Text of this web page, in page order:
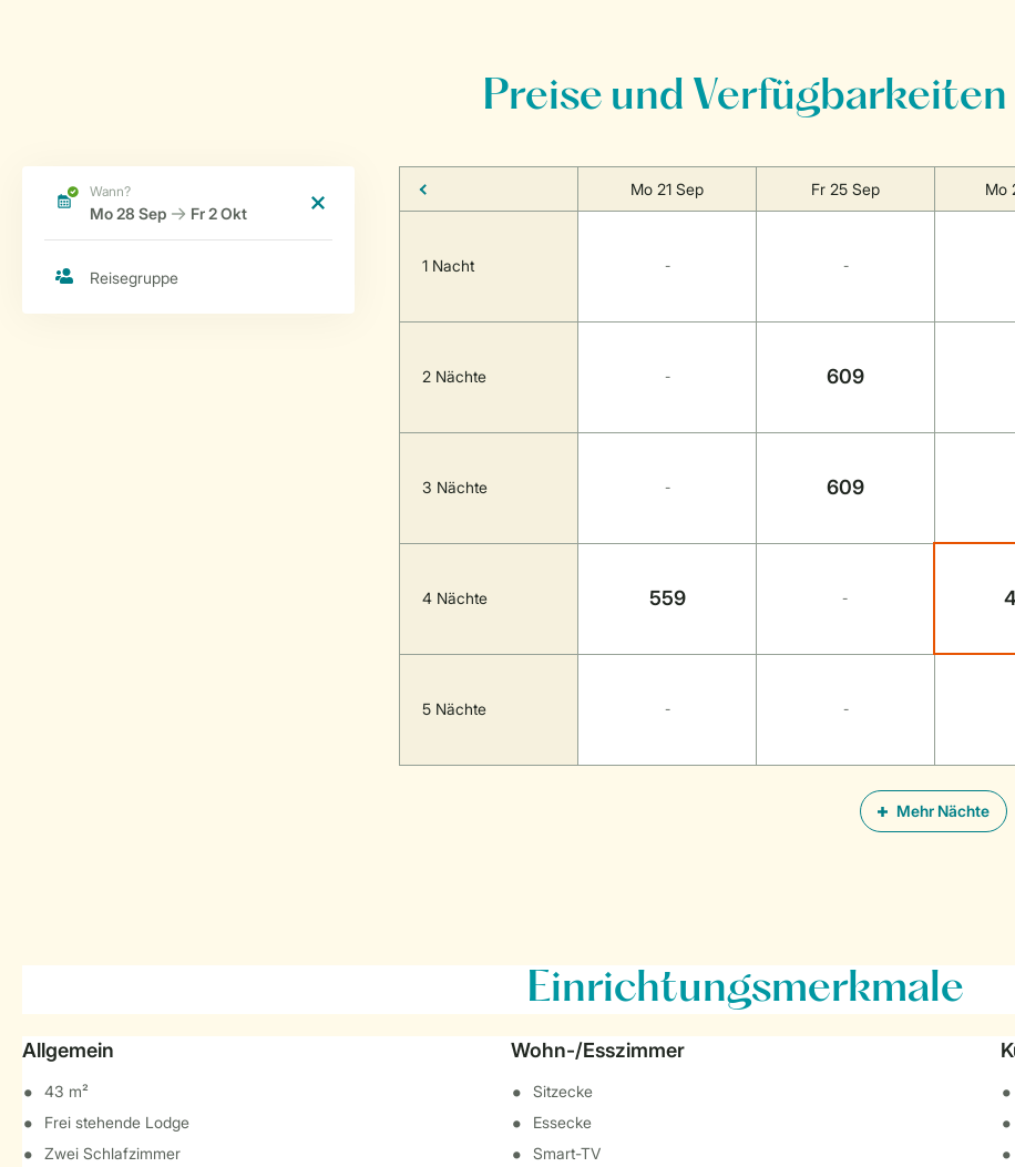
Preise und Verfügbarkeiten
Mehr Nächte
Mo 21 Sep Fr 25 Sep Mo
1 Nacht - -
2 Nächte - 609
3 Nächte - 609
4 Nächte 559 -
5 Nächte - -
Einrichtungsmerkmale
Allgemein
43 m²
Frei stehende Lodge
Zwei Schlafzimmer
Wohn-/Esszimmer
Sitzecke
Essecke
Smart-TV